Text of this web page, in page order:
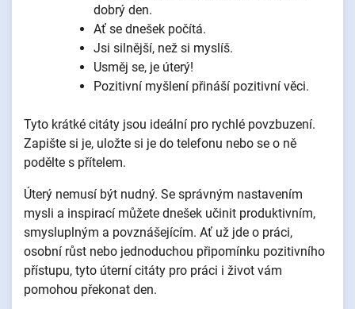
dobrý den.
Ať se dnešek počítá.
Jsi silnější, než si myslíš.
Usměj se, je úterý!
Pozitivní myšlení přináší pozitivní věci.
Tyto krátké citáty jsou ideální pro rychlé povzbuzení.
Zapište si je, uložte si je do telefonu nebo se o ně
podělte s přítelem.
Úterý nemusí být nudný. Se správným nastavením
mysli a inspirací můžete dnešek učinit produktivním,
smysluplným a povznášejícím. Ať už jde o práci,
osobní růst nebo jednoduchou připomínku pozitivního
přístupu, tyto úterní citáty pro práci i život vám
pomohou překonat den.